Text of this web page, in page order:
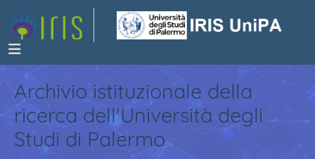
Archivio istituzionale della
ricerca dell'Università degli
Studi di Palermo